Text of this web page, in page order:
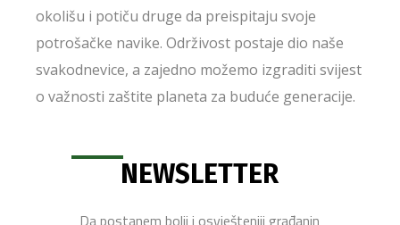
okolišu i potiču druge da preispitaju svoje
potrošačke navike. Održivost postaje dio naše
svakodnevice, a zajedno možemo izgraditi svijest
o važnosti zaštite planeta za buduće generacije.
NEWSLETTER
Da postanem bolji i osvješteniji građanin